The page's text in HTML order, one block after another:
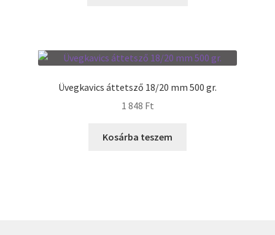
Üvegkavics áttetsző 18/20 mm 500 gr.
1 848 Ft
Kosárba teszem